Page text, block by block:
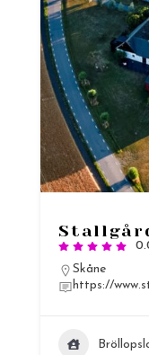
Skåne
https://